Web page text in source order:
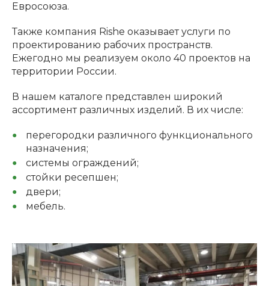
Евросоюза.
Также компания Rishe оказывает услуги по
проектированию рабочих пространств.
Ежегодно мы реализуем около 40 проектов на
территории России.
В нашем каталоге представлен широкий
ассортимент различных изделий. В их числе:
перегородки различного функционального
назначения;
системы ограждений;
стойки ресепшен;
двери;
мебель.